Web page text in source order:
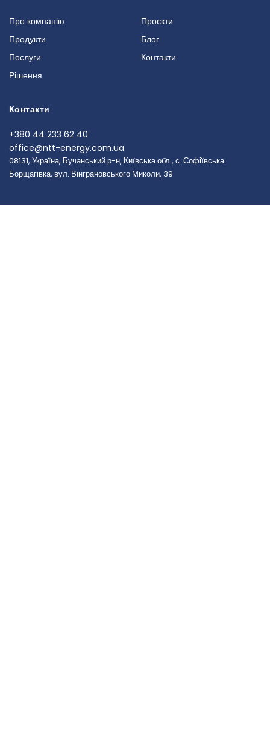
Про компанію
Продукти
Послуги
Рішення
Проєкти
Блог
Контакти
Контакти
+380 44 233 62 40
office@ntt-energy.com.ua
08131, Україна, Бучанський р-н, Київська обл., с. Софіївська
Борщагівка, вул. Вінграновського Миколи, 39